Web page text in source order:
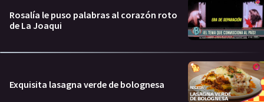
Rosalía le puso palabras al corazón roto
de La Joaqui
Exquisita lasagna verde de bolognesa